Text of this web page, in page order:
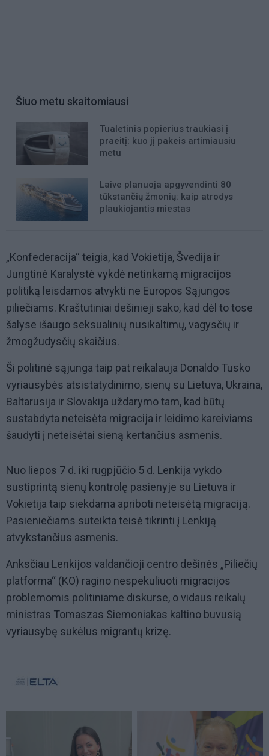
Šiuo metu skaitomiausi
Tualetinis popierius traukiasi į
praeitį: kuo jį pakeis artimiausiu
metu
Laive planuoja apgyvendinti 80
tūkstančių žmonių: kaip atrodys
plaukiojantis miestas
„Konfederacija“ teigia, kad Vokietija, Švedija ir
Jungtinė Karalystė vykdė netinkamą migracijos
politiką leisdamos atvykti ne Europos Sąjungos
piliečiams. Kraštutiniai dešinieji sako, kad dėl to tose
šalyse išaugo seksualinių nusikaltimų, vagysčių ir
žmogžudysčių skaičius.
Ši politinė sąjunga taip pat reikalauja Donaldo Tusko
vyriausybės atsistatydinimo, sienų su Lietuva, Ukraina,
Baltarusija ir Slovakija uždarymo tam, kad būtų
sustabdyta neteisėta migracija ir leidimo kareiviams
šaudyti į neteisėtai sieną kertančius asmenis.
Nuo liepos 7 d. iki rugpjūčio 5 d. Lenkija vykdo
sustiprintą sienų kontrolę pasienyje su Lietuva ir
Vokietija taip siekdama apriboti neteisėtą migraciją.
Pasieniečiams suteikta teisė tikrinti į Lenkiją
atvykstančius asmenis.
Anksčiau Lenkijos valdančioji centro dešinės „Piliečių
platforma“ (KO) ragino nespekuliuoti migracijos
problemomis politiniame diskurse, o vidaus reikalų
ministras Tomaszas Siemoniakas kaltino buvusią
vyriausybę sukėlus migrantų krizę.